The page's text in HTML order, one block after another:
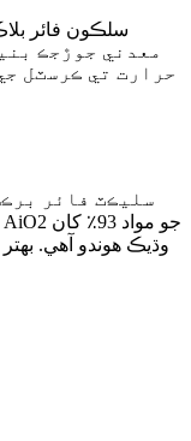
معدني جوڙجڪ
حرارت تي ڪرسٽل
سليڪٽ فائر